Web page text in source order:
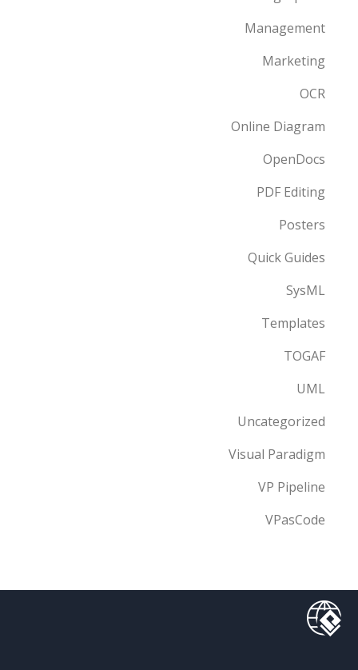
Management
Marketing
OCR
Online Diagram
OpenDocs
PDF Editing
Posters
Quick Guides
SysML
Templates
TOGAF
UML
Uncategorized
Visual Paradigm
VP Pipeline
VPasCode